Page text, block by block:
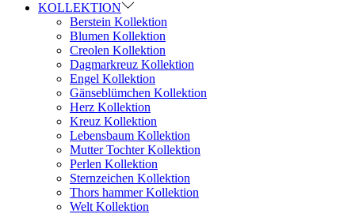
KOLLEKTION
Berstein Kollektion
Blumen Kollektion
Creolen Kollektion
Dagmarkreuz Kollektion
Engel Kollektion
Gänseblümchen Kollektion
Herz Kollektion
Kreuz Kollektion
Lebensbaum Kollektion
Mutter Tochter Kollektion
Perlen Kollektion
Sternzeichen Kollektion
Thors hammer Kollektion
Welt Kollektion